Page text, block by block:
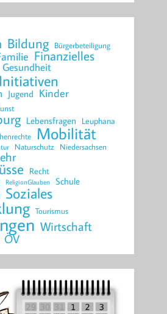
Bildung Bürgerbeteiligung
Finanzielles
Gesundheit
Initiativen
Jugend Kinder
Lebensfragen Leuphana
Mobilität
Naturschutz Niedersachsen
Recht
ReligionGlauben Schule
Soziales
Tourismus
Wirtschaft
ÖV